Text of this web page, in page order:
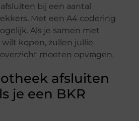
bij een aantal
Met een A4 codering
Als je samen met
kopen, zullen jullie
moeten opvragen.
afsluiten
je een BKR